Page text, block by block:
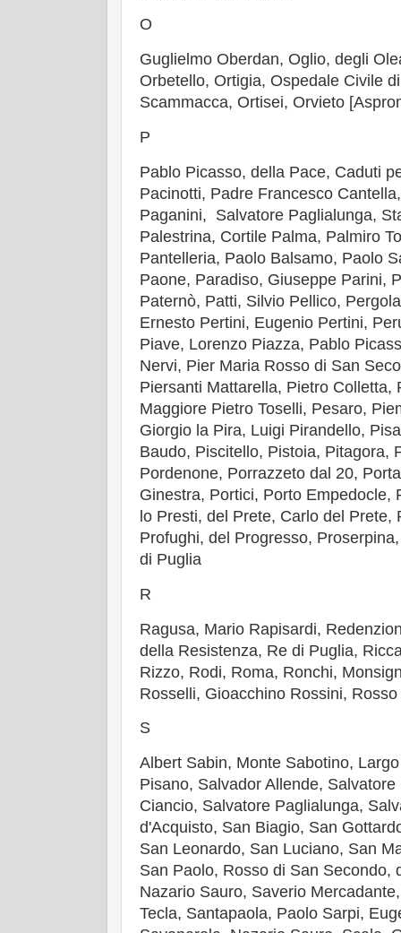
O
Guglielmo Oberdan, Oglio, degli
Orbetello, Ortigia, Ospedale Civile
Scammacca, Ortisei, Orvieto
P
Pablo Picasso, della Pace, Caduti
Pacinotti, Padre Francesco
Paganini, Salvatore Paglialunga,
Palestrina, Cortile Palma, Palmiro
Pantelleria, Paolo Balsamo, Paolo
Paone, Paradiso, Giuseppe Parini,
Paternò, Patti, Silvio Pellico,
Ernesto Pertini, Eugenio Pertini,
Piave, Lorenzo Piazza, Pablo
Nervi, Pier Maria Rosso di San
Piersanti Mattarella, Pietro Colletta,
Maggiore Pietro Toselli, Pesaro,
Giorgio la Pira, Luigi Pirandello,
Baudo, Piscitello, Pistoia, Pitagora,
Pordenone, Porrazzeto dal 20,
Ginestra, Portici, Porto Empedocle,
lo Presti, del Prete, Carlo del Prete,
Profughi, del Progresso,
di Puglia
R
Ragusa, Mario Rapisardi,
della Resistenza, Re di Puglia,
Rizzo, Rodi, Roma, Ronchi,
Rosselli, Gioacchino Rossini,
S
Albert Sabin, Monte Sabotino,
Pisano, Salvador Allende,
Ciancio, Salvatore Paglialunga,
d'Acquisto, San Biagio, San
San Leonardo, San Luciano, San
San Paolo, Rosso di San Secondo,
Nazario Sauro, Saverio
Tecla, Santapaola, Paolo Sarpi,